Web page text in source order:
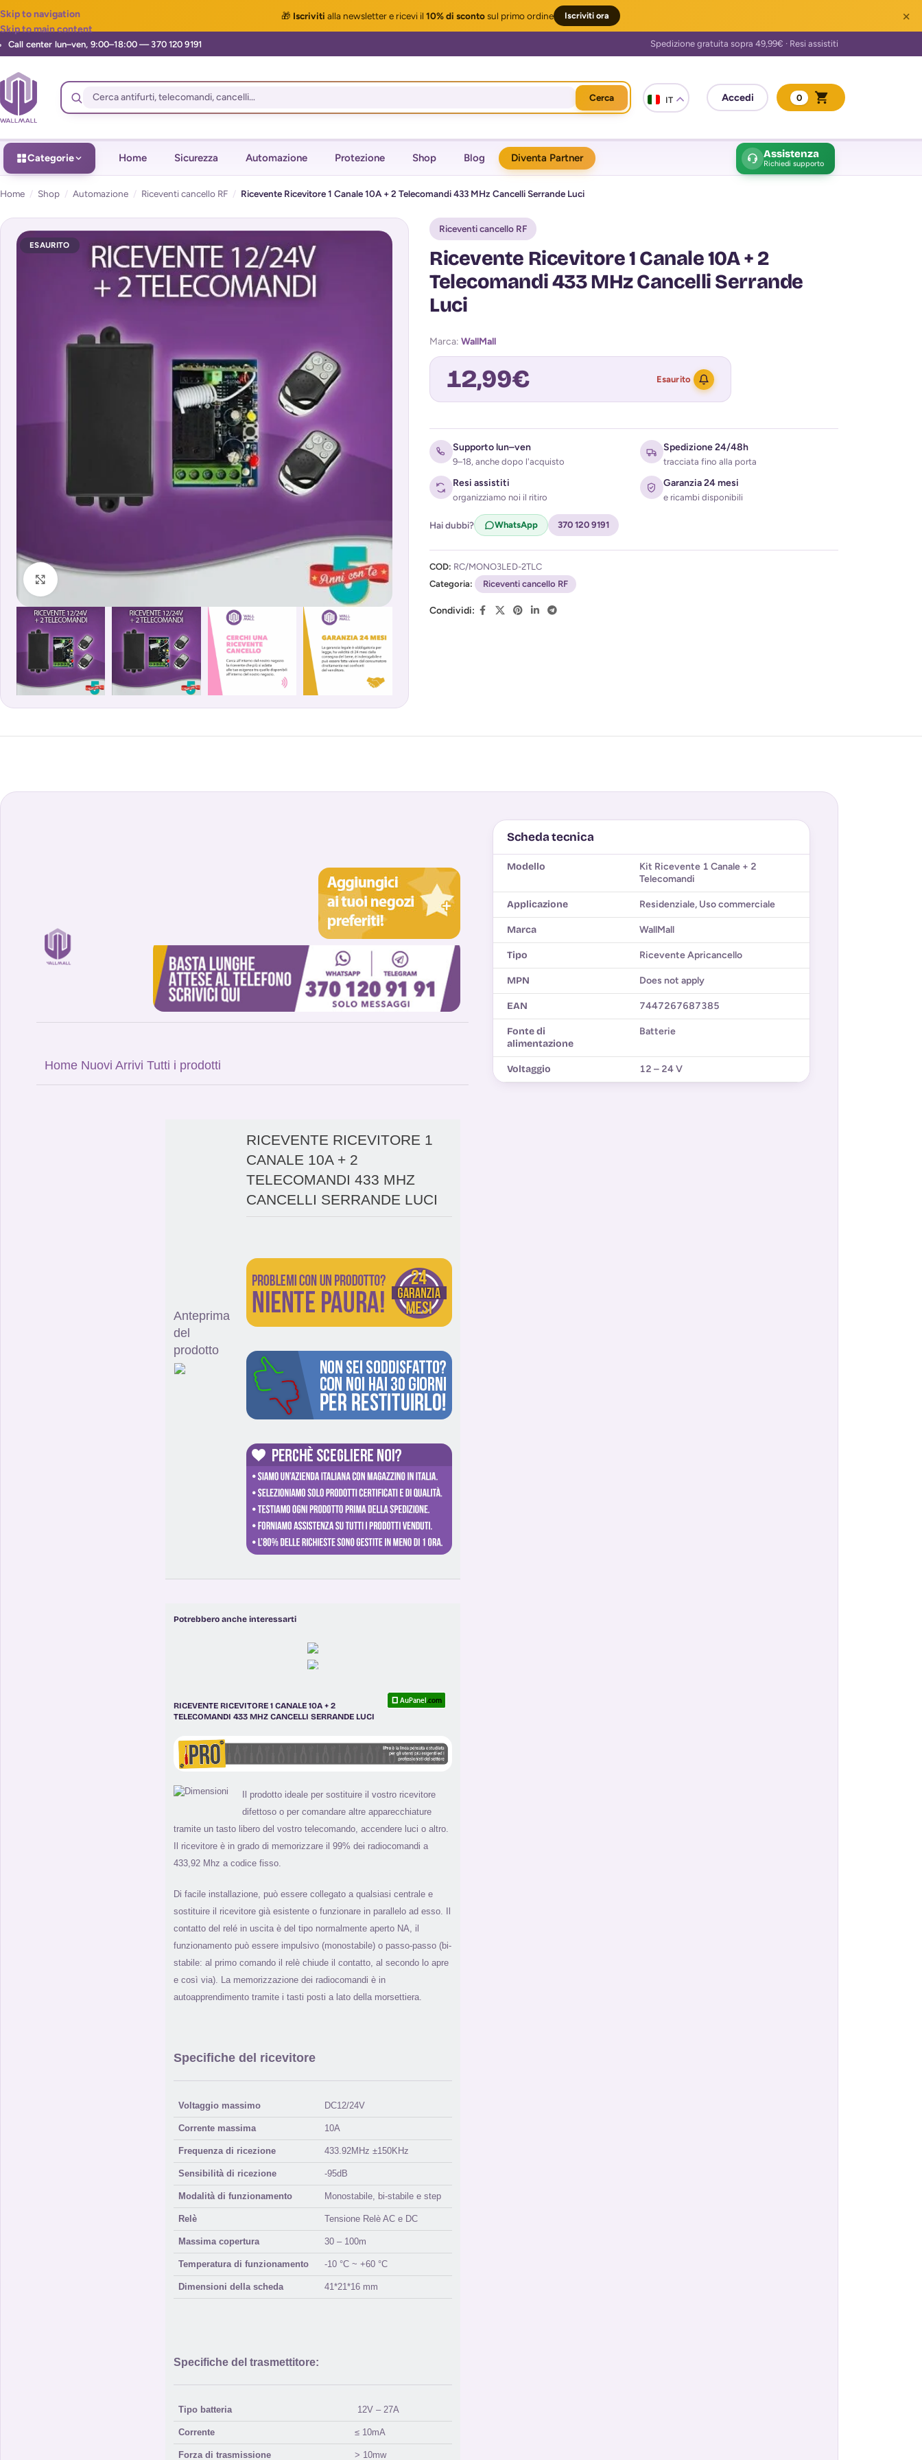
🎁 Iscriviti alla newslettere ricevi il 10% di scontosul primo ordine Iscriviti ora ×
Skip to navigation
Skip to main content
Cerca IT 0
Categorie Home Sicurezza Automazione Protezione Shop Blog Diventa Partner Assistenza
Richiedi supporto
Home / Shop / Automazione / Riceventi cancello RF / Ricevente Ricevitore 1 Canale 10A + 2 Telecomandi 433 MHz Cancelli Serrande Luci
ESAURITO
Clicca per ingrandire
Riceventi cancello RF
Ricevente Ricevitore 1 Canale 10A + 2
Telecomandi 433 MHz Cancelli Serrande
Luci
Marca: WallMall
12,99€ Esaurito
Acconsento al trattamento dei miei dati per ricevere l'avviso di disponibilità
(Privacy Policy)
Supporto lun–ven
9–18, anche dopo l'acquisto
Spedizione 24/48h
tracciata fino alla porta
Resi assistiti
organizziamo noi il ritiro
Garanzia 24 mesi
e ricambi disponibili
Hai dubbi? WhatsApp 370 120 9191
COD: RC/MONO3LED-2TLC
Categoria:
Riceventi cancello RF
Condividi:
Home Nuovi Arrivi Tutti i prodotti
Anteprima
del
prodotto
RICEVENTE RICEVITORE 1
CANALE 10A + 2
TELECOMANDI 433 MHZ
CANCELLI SERRANDE LUCI
Potrebbero anche interessarti
RICEVENTE RICEVITORE 1 CANALE 10A + 2
TELECOMANDI 433 MHZ CANCELLI SERRANDE LUCI
Il prodotto ideale per sostituire il vostro ricevitore
difettoso o per comandare altre apparecchiature
tramite un tasto libero del vostro telecomando, accendere luci o altro.
Il ricevitore è in grado di memorizzare il 99% dei radiocomandi a
433,92 Mhz a codice fisso.
Di facile installazione, può essere collegato a qualsiasi centrale e
sostituire il ricevitore già esistente o funzionare in parallelo ad esso. Il
contatto del relé in uscita è del tipo normalmente aperto NA, il
funzionamento può essere impulsivo (monostabile) o passo-passo (bi-
stabile: al primo comando il relè chiude il contatto, al secondo lo apre
e così via). La memorizzazione dei radiocomandi è in
autoapprendimento tramite i tasti posti a lato della morsettiera.
Specifiche del ricevitore
Voltaggio massimo DC12/24V
Corrente massima 10A
Frequenza di ricezione 433.92MHz ±150KHz
Sensibilità di ricezione -95dB
Modalità di funzionamento Monostabile, bi-stabile e step
Relè Tensione Relè AC e DC
Massima copertura 30 – 100m
Temperatura di funzionamento -10 °C ~ +60 °C
Dimensioni della scheda 41*21*16 mm
Specifiche del trasmettitore:
Tipo batteria 12V – 27A
Corrente ≤ 10mA
Forza di trasmissione > 10mw
Scheda tecnica
Modello
Kit Ricevente 1 Canale + 2
Telecomandi
Applicazione Residenziale, Uso commerciale
Marca WallMall
Tipo Ricevente Apricancello
MPN Does not apply
EAN 7447267687385
Fonte di
alimentazione
Batterie
Voltaggio 12 – 24 V